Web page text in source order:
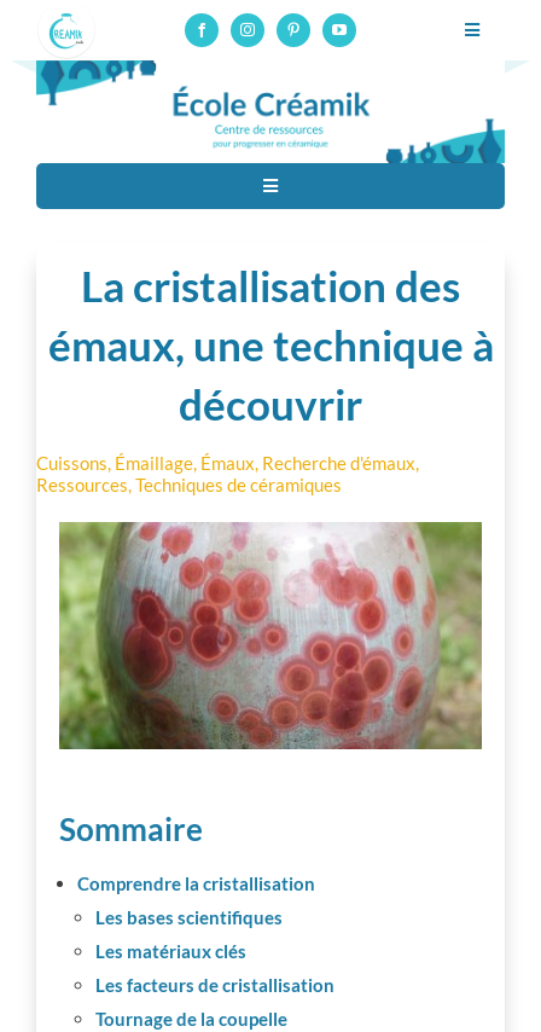
content
Toggle
Formation potier céramiste professionnel – CAP Tournage
Cours en ligne
Ressources
Contact
Toggle
Navigation
Techniques de céramiques
Matériel
Vie d’atelier
Professionnalisation
Communauté
Autres ressources
La cristallisation des
émaux, une technique à
découvrir
Cuissons, Émaillage, Émaux, Recherche d'émaux,
Ressources,Techniques de céramiques
Sommaire
Comprendre la cristallisation
Les bases scientifiques
Les matériaux clés
Les facteurs de cristallisation
Tournage de la coupelle